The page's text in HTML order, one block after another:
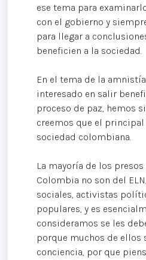
ese tema para
con el gobierno y
para llegar a
beneficien a la sociedad.
En el tema de la
interesado en salir
proceso de paz, hemos
creemos que el
sociedad colombiana.
La mayoría de los presos
Colombia no son del
sociales, activistas
populares, y es
consideramos se les
porque muchos de ellos
conciencia, por que